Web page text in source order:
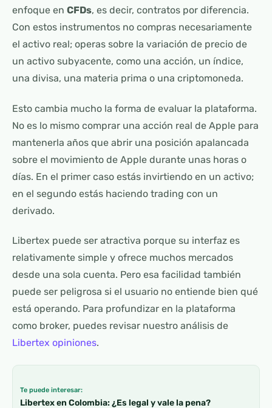
enfoque en CFDs, es decir, contratos por diferencia.
Con estos instrumentos no compras necesariamente
el activo real; operas sobre la variación de precio de
un activo subyacente, como una acción, un índice,
una divisa, una materia prima o una criptomoneda.
Esto cambia mucho la forma de evaluar la plataforma.
No es lo mismo comprar una acción real de Apple para
mantenerla años que abrir una posición apalancada
sobre el movimiento de Apple durante unas horas o
días. En el primer caso estás invirtiendo en un activo;
en el segundo estás haciendo trading con un
derivado.
Libertex puede ser atractiva porque su interfaz es
relativamente simple y ofrece muchos mercados
desde una sola cuenta. Pero esa facilidad también
puede ser peligrosa si el usuario no entiende bien qué
está operando. Para profundizar en la plataforma
como broker, puedes revisar nuestro análisis de
Libertex opiniones.
Te puede interesar:
Libertex en Colombia: ¿Es legal y vale la pena?